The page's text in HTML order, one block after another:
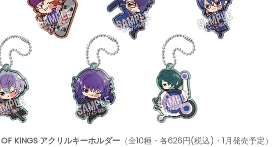
KINGS アクリルキーホルダー （全10種・各626円(税込)・1月発売予定）